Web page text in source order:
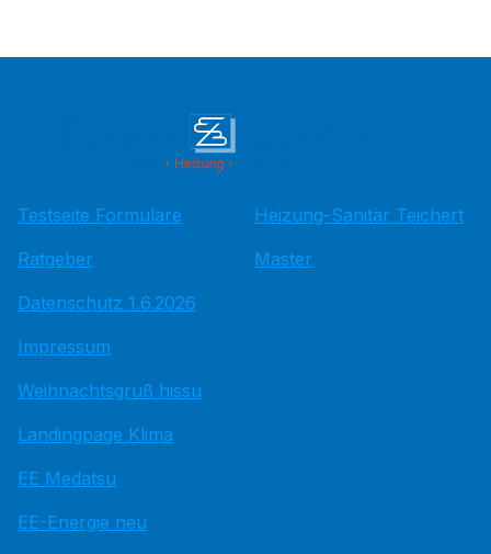
Testseite Formulare
Ratgeber
Datenschutz 1.6.2026
Impressum
Weihnachtsgruß hissu
Landingpage Klima
EE Medatsu
EE-Energie neu
Heizung-Sanitär Teichert
Master